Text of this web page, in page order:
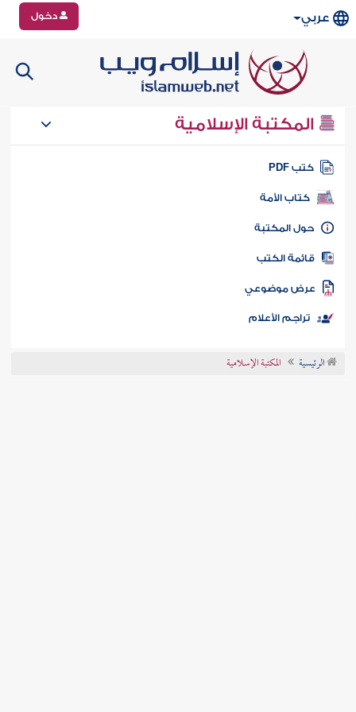
عربي دخول
المكتبة الإسلامية
كتب PDF
كتاب الأمة
المكتبة
الكتب
موضوعي
تراجم الأعلام
الرئيسية المكتبة الإسلامية